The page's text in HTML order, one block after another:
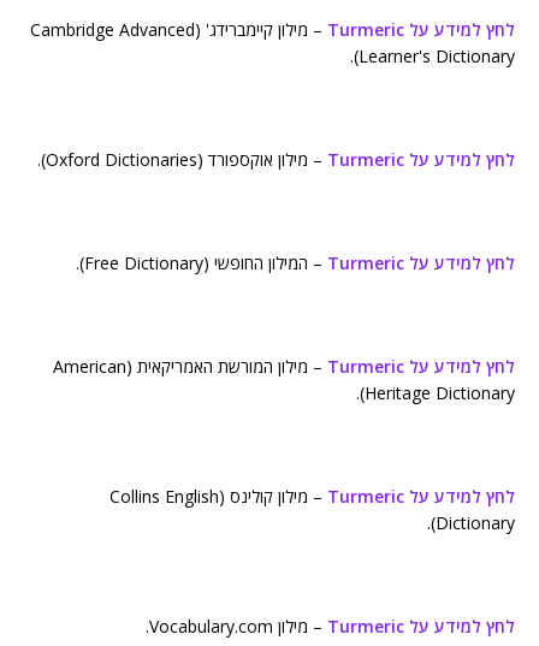
לחץ למידע על Turmeric
– מילון קיימברידג' (Cambridge Advanced
Learner's Dictionary).
לחץ למידע על Turmeric – מילון אוקספורד (Oxford Dictionaries).
לחץ למידע על Turmeric – המילון החופשי (Free Dictionary).
לחץ למידע על Turmeric
– מילון המורשת האמריקאית (American
Heritage Dictionary).
לחץ למידע על Turmeric
– מילון קולינס (Collins English
Dictionary).
לחץ למידע על Turmeric – מילון Vocabulary.com.